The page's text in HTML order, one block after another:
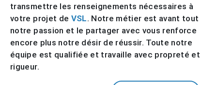
transmettre les renseignements nécessaires à
votre projet de VSL. Notre métier est avant tout
notre passion et le partager avec vous renforce
encore plus notre désir de réussir. Toute notre
équipe est qualifiée et travaille avec propreté et
rigueur.